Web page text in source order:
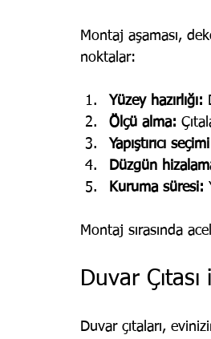
Montaj aşaması,
noktalar:
Yüzey hazırlığı:
Ölçü alma:
Yapıştırıcı
Düzgün
Kuruma süresi:
Montaj sırasında
Duvar
Duvar çıtaları,